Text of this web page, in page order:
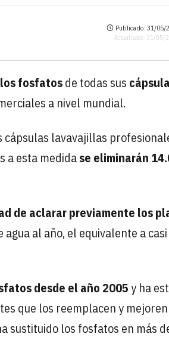
Publicado: 31/05/
Actualizado: 31/05/
fosfatosde todas sus
a nivel mundial.
lavavajillas
a esta medidase eliminarán
de aclarar previamente los
al año, el equivalente a
desde el año 2005y ha
que los reemplacen y
sustituido los fosfatos en más